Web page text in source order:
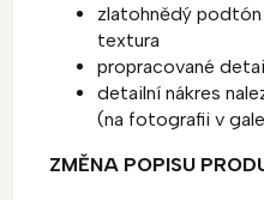
zlatohnědý
textura
propracované
detailní nákres
(na fotografii v
ZMĚNA POPISU